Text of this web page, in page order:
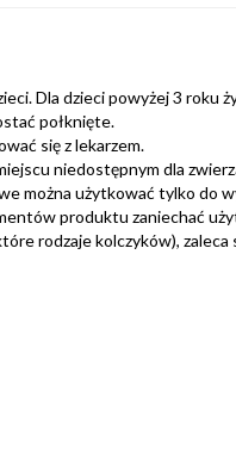
Dla dzieci powyżej 3 roku
połknięte.
się z lekarzem.
niedostępnym dla
można użytkować tylko do
produktu zaniechać
rodzaje kolczyków), zaleca